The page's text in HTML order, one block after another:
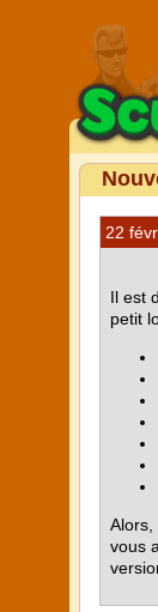
22
Il est
petit
Alors,
vous